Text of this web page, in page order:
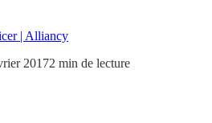
| Alliancy
20172 min de lecture